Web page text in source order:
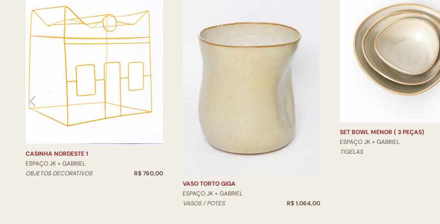
CASINHA NORDESTE 1
ESPAÇO JK + GABRIEL
OBJETOS DECORATIVOS
R$ 760,00
VASO TORTO GIGA
ESPAÇO JK + GABRIEL
VASOS / POTES
R$ 1.064,00
SET BOWL MENOR ( 3 PEÇAS)
ESPAÇO JK + GABRIEL
TIGELAS